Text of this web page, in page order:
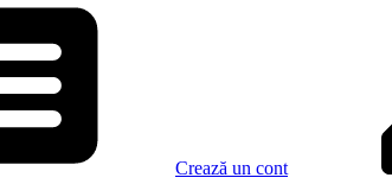
Crează un cont